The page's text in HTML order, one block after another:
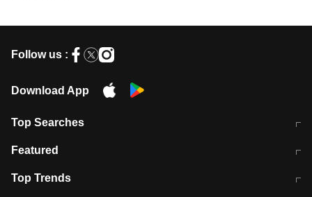
Follow us :
Download App
Top Searches
मुंबई में लगे 'जेन जी' के पोस्टर, लिखा- 'मैं
Featured
10 अगस्त को विधानसभा का घेराव करेंगे
Top Trends